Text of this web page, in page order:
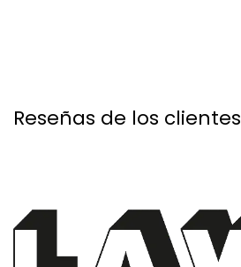
Reseñas de los clientes